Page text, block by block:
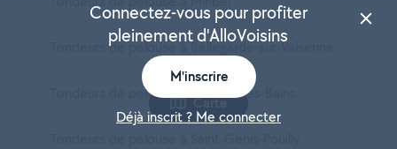
Tondeurs de pelouse à Bellegarde-sur-Valserine
Tondeurs de pelouse à Divonne-les-Bains
Carte
Connectez-vous pour profiter
pleinement d'AlloVoisins
M'inscrire
Déjà inscrit ? Me connecter